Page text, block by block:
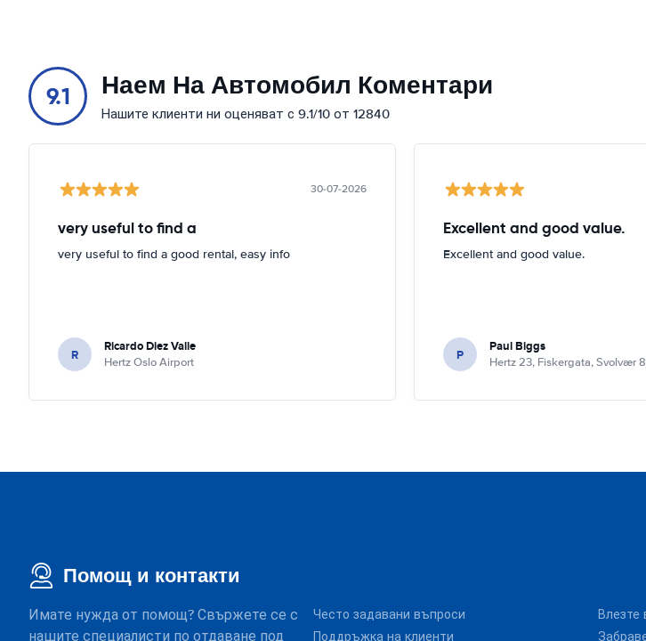
9.1 Наем На Автомобил Коментари
Нашите клиенти ни оценяват с 9.1/10 от 12840
30-07-2026
very useful to find a
very useful to find a good rental, easy info
R Ricardo Diez Valle
Hertz Oslo Airport
Excellent and good value.
Excellent and good value.
P Paul Biggs
Hertz 23, Fiskergata, Svolvær
Помощ и контакти
Имате нужда от помощ? Свържете се с
нашите специалисти по отдаване под
Често задавани въпроси
Поддръжка на клиенти
Влезте